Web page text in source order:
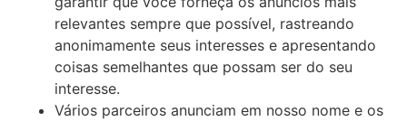
relevantes sempre que possível, rastreando
anonimamente seus interesses e apresentando
coisas semelhantes que possam ser do seu
interesse.
Vários parceiros anunciam em nosso nome e os